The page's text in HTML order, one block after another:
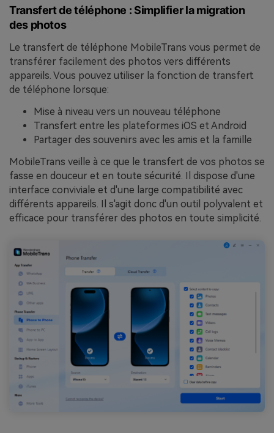
Transfert de téléphone : Simplifier la migration
des photos
Le transfert de téléphone MobileTrans vous permet de
transférer facilement des photos vers différents
appareils. Vous pouvez utiliser la fonction de transfert
de téléphone lorsque:
Mise à niveau vers un nouveau téléphone
Transfert entre les plateformes iOS et Android
Partager des souvenirs avec les amis et la famille
MobileTrans veille à ce que le transfert de vos photos se
fasse en douceur et en toute sécurité. Il dispose d'une
interface conviviale et d'une large compatibilité avec
différents appareils. Il s'agit donc d'un outil polyvalent et
efficace pour transférer des photos en toute simplicité.